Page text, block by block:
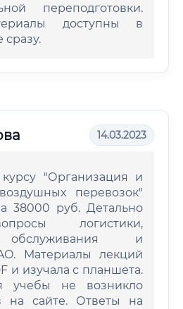
переподготовки.
доступны в
14.03.2023
"Организация и
перевозок"
38000 руб. Детально
логистики,
обслуживания и
Материалы лекций
и изучала с планшета.
учебы не возникло
на сайте. Ответы на